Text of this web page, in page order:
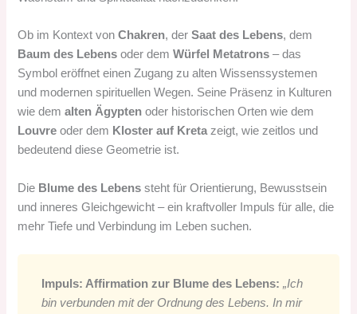
Ob im Kontext vonChakren, derSaat des Lebens, dem
Baum des Lebens oder demWürfel Metatrons – das
Symbol eröffnet einen Zugang zu alten Wissenssystemen
und modernen spirituellen Wegen. Seine Präsenz in Kulturen
wie demalten Ägypten oder historischen Orten wie dem
Louvre oder dem Kloster auf Kretazeigt, wie zeitlos und
bedeutend diese Geometrie ist.
Die Blume des Lebens steht für Orientierung, Bewusstsein
und inneres Gleichgewicht – ein kraftvoller Impuls für alle, die
mehr Tiefe und Verbindung im Leben suchen.
Impuls: Affirmation zur Blume des Lebens: „Ich
bin verbunden mit der Ordnung des Lebens. In mir